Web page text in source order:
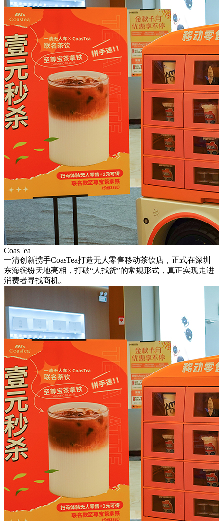
CoasTea
一清创新携手CoasTea打造无人零售移动茶饮店，正式在深圳
东海缤纷天地亮相，打破“人找货”的常规形式，真正实现走进
消费者寻找商机。